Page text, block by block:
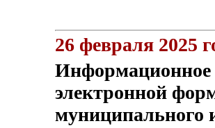
26 февраля 2025
Информационное
электронной
муниципального